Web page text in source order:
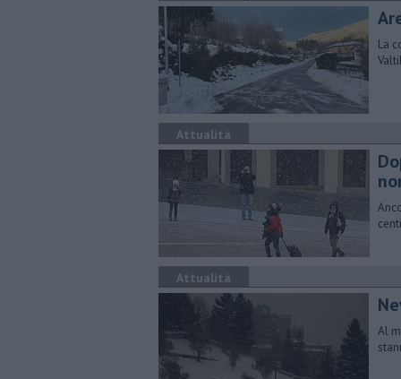
La
Attualità
Attualità
Al